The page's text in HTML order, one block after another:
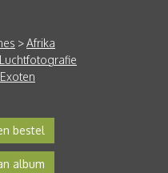
>Afrika
Luchtfotografie
Exoten
bestel
album